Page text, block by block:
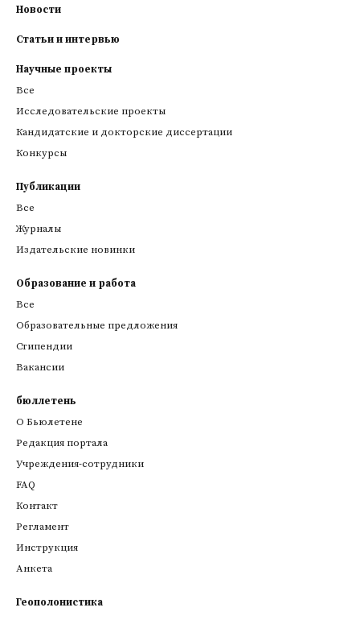
Новости
Статьи и интервью
Научные проекты
Все
Исследовательские проекты
Кандидатские и докторские диссертации
Конкурсы
Публикации
Все
Журналы
Издательские новинки
Образование и работа
Все
Образовательные предложения
Стипендии
Вакансии
бюллетень
О Бьюлетене
Редакция портала
Учреждения-сотрудники
FAQ
Контакт
Регламент
Инструкция
Анкета
Геополонистика